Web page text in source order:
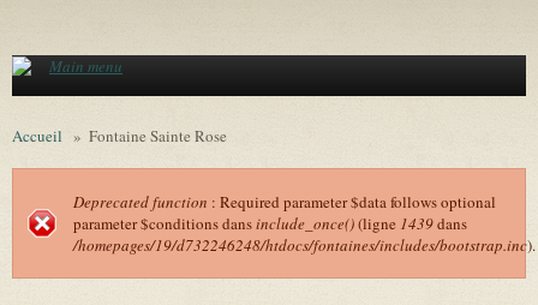
Main menu
Accueil » Fontaine Sainte Rose
Message d'erreur
Deprecated function : Required parameter $data follows optional
parameter $conditions dansinclude_once()(ligne 1439dans
/homepages/19/d732246248/htdocs/fontaines/includes/bootstrap.inc).